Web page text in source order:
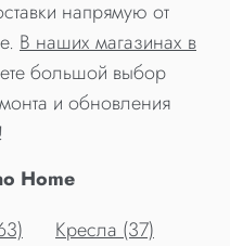
напрямую от
В наших магазинах в
большой выбор
и обновления
Home
Кресла (37)